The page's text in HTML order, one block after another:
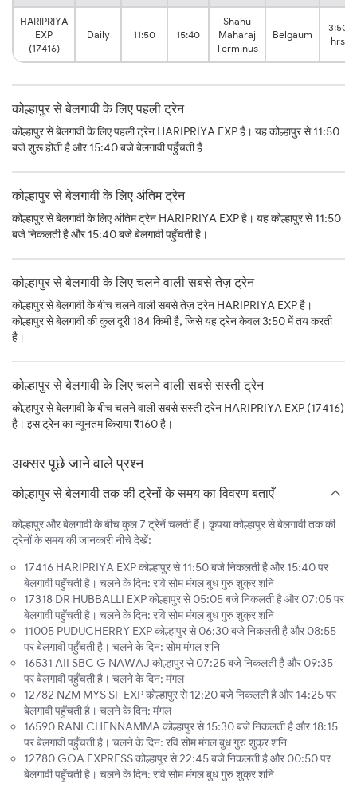
HARIPRIYA
EXP
(17416)
Daily 11:50 15:40
Shahu
Maharaj
Terminus
Belgaum
3:50
hrs
कोल्हापुर से बेलगावी के लिए पहली ट्रेन
कोल्हापुर से बेलगावी के लिए पहली ट्रेन HARIPRIYA EXP है। यह कोल्हापुर से 11:50
बजे शुरू होती है और 15:40 बजे बेलगावी पहुँचती है
कोल्हापुर से बेलगावी के लिए अंतिम ट्रेन
कोल्हापुर से बेलगावी के लिए अंतिम ट्रेन HARIPRIYA EXP है। यह कोल्हापुर से 11:50
बजे निकलती है और 15:40 बजे बेलगावी पहुँचती है।
कोल्हापुर से बेलगावी के लिए चलने वाली सबसे तेज़ ट्रेन
कोल्हापुर से बेलगावी के बीच चलने वाली सबसे तेज़ ट्रेन HARIPRIYA EXP है।
कोल्हापुर से बेलगावी की कुल दूरी 184 किमी है, जिसे यह ट्रेन केवल 3:50 में तय करती
है।
कोल्हापुर से बेलगावी के लिए चलने वाली सबसे सस्ती ट्रेन
कोल्हापुर से बेलगावी के बीच चलने वाली सबसे सस्ती ट्रेन HARIPRIYA EXP (17416)
है। इस ट्रेन का न्यूनतम किराया ₹160 है।
अक्सर पूछे जाने वाले प्रश्न
कोल्हापुर से बेलगावी तक की ट्रेनों के समय का विवरण बताएँ
कोल्हापुर और बेलगावी के बीच कुल 7 ट्रेनें चलती हैं। कृपया कोल्हापुर से बेलगावी तक की
ट्रेनों के समय की जानकारी नीचे देखें:
17416 HARIPRIYA EXP कोल्हापुर से 11:50 बजे निकलती है और 15:40 पर
बेलगावी पहुँचती है। चलने के दिन: रवि सोम मंगल बुध गुरु शुक्र शनि
17318 DR HUBBALLI EXP कोल्हापुर से 05:05 बजे निकलती है और 07:05 पर
बेलगावी पहुँचती है। चलने के दिन: रवि सोम मंगल बुध गुरु शुक्र शनि
11005 PUDUCHERRY EXP कोल्हापुर से 06:30 बजे निकलती है और 08:55
पर बेलगावी पहुँचती है। चलने के दिन: सोम मंगल शनि
16531 AII SBC G NAWAJ कोल्हापुर से 07:25 बजे निकलती है और 09:35
पर बेलगावी पहुँचती है। चलने के दिन: मंगल
12782 NZM MYS SF EXP कोल्हापुर से 12:20 बजे निकलती है और 14:25 पर
बेलगावी पहुँचती है। चलने के दिन: मंगल
16590 RANI CHENNAMMA कोल्हापुर से 15:30 बजे निकलती है और 18:15
पर बेलगावी पहुँचती है। चलने के दिन: रवि सोम मंगल बुध गुरु शुक्र शनि
12780 GOA EXPRESS कोल्हापुर से 22:45 बजे निकलती है और 00:50 पर
बेलगावी पहुँचती है। चलने के दिन: रवि सोम मंगल बुध गुरु शुक्र शनि